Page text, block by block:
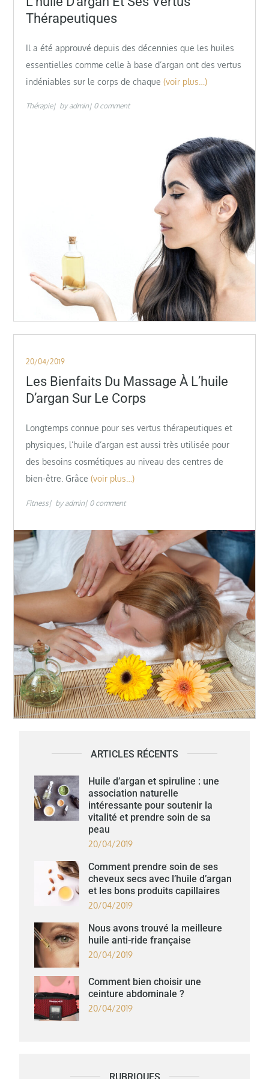
Thérapeutiques
Il a été approuvé depuis des décennies que les huiles
essentielles comme celle à base d’argan ont des vertus
indéniables sur le corps de chaque (voir plus…)
Thérapie by admin 0 comment
Posted
on
20/04/2019
Les Bienfaits Du Massage À L’huile
D’argan Sur Le Corps
Longtemps connue pour ses vertus thérapeutiques et
physiques, l’huile d’argan est aussi très utilisée pour
des besoins cosmétiques au niveau des centres de
bien-être. Grâce (voir plus…)
Fitness by admin 0 comment
ARTICLES RÉCENTS
Huile d’argan et spiruline : une
association naturelle
intéressante pour soutenir la
vitalité et prendre soin de sa
peau
20/04/2019
Comment prendre soin de ses
cheveux secs avec l’huile d’argan
et les bons produits capillaires
20/04/2019
Nous avons trouvé la meilleure
huile anti-ride française
20/04/2019
Comment bien choisir une
ceinture abdominale ?
20/04/2019